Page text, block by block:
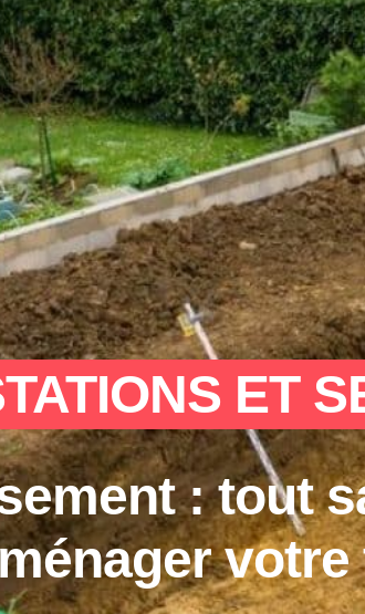
ET
: tout